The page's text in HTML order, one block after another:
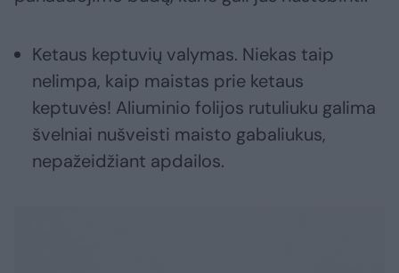
Ketaus keptuvių valymas. Niekas taip
nelimpa, kaip maistas prie ketaus
keptuvės! Aliuminio folijos rutuliuku galima
švelniai nušveisti maisto gabaliukus,
nepažeidžiant apdailos.